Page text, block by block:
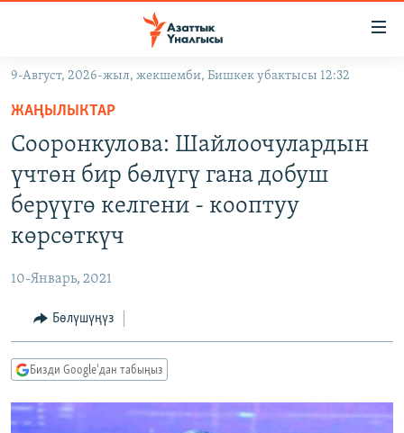
Навигацияга
өтүңүз
Издөөгө
салыңызКЫРГЫЗСТАН
ДҮЙНӨ
УКРАИНА
БҮГҮН АЗАТТЫКТА
ЭКСПЕРТТЕР ТАЛДАЙТ
БИЗ ЖАНА ДҮЙНӨ
ЭЖЕ-СИҢДИЛЕР
ПОДКАСТ
ӨЗГӨЧӨ ПИКИР
Русский
ОНЛАЙН ШЕРИНЕ
9-Август, 2026-жыл, жекшемби, Бишкек убактысы 12:32
ЖАҢЫЛЫКТАР
Сооронкулова: Шайлоочулардын
үчтөн бир бөлүгү гана добуш
берүүгө келгени - кооптуу
көрсөткүч
10-Январь, 2021
Бөлүшүңүз
Бизди Google'дан табыңыз